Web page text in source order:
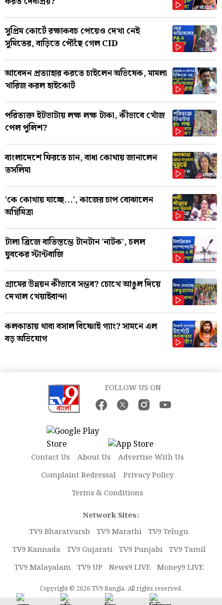
সুপ্রিম কোর্টে রক্ষাকবচ পেয়েও দেখা নেই
সুমিতের, বাড়িতে পৌঁছে গেল CID
আবেদন প্রত্যাহার করতে চাইলেন অভিষেক, মামলা
খারিজ করল হাইকোর্ট
পরিত্যক্ত ইটভাটায় লক্ষ লক্ষ টাকা, কীভাবে খোঁজ
পেল পুলিশ?
বাংলাদেশে ফিরতে চান, বাধা কোথায় জানালেন
তসলিমা
'কে কোথায় যাচ্ছে...', কাজের চাপ বোঝালেন
অগ্নিমিত্রা
টালা ব্রিজে বাতিস্তম্ভে টানটান 'নাটক', চলল
যুবকের স্টান্টবাজি
গ্রামের উন্নয়ন কীভাবে সম্ভব? চোখে আঙুল দিয়ে
দেখাল খেয়াইবান্দা
কলকাতায় থাবা বসাল বিষ্ণোই গ্যাং? সামনে এল
বড় অভিযোগ
FOLLOW US ON
Contact Us About Us
Advertise With Us
Complaint Redressal
Privacy Policy
Terms & Conditions
Network Sites:
TV9 Bharatvarsh TV9 Marathi TV9 Telugu
TV9 Kannada TV9 Gujarati TV9 Punjabi TV9 Tamil
TV9 Malayalam TV9 UP News9 LIVE Money9 LIVE
Copyright © 2026 TV9 Bangla. All rights reserved.